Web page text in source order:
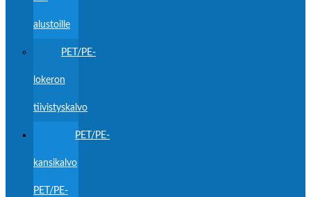
alustoille
PET/PE-
lokeron
tiivistyskalvo
PET/PE-
kansikalvo
PET/PE-